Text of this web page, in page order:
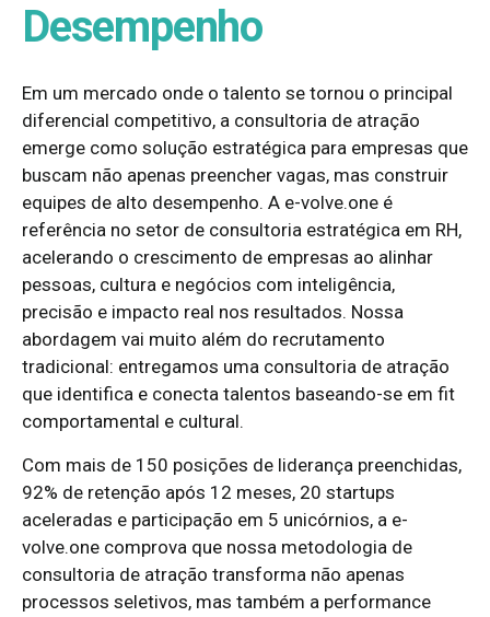
Desempenho
Em um mercado onde o talento se tornou o principal
diferencial competitivo, a consultoria de atração
emerge como solução estratégica para empresas que
buscam não apenas preencher vagas, mas construir
equipes de alto desempenho. A e-volve.one é
referência no setor de consultoria estratégica em RH,
acelerando o crescimento de empresas ao alinhar
pessoas, cultura e negócios com inteligência,
precisão e impacto real nos resultados. Nossa
abordagem vai muito além do recrutamento
tradicional: entregamos uma consultoria de atração
que identifica e conecta talentos baseando-se em fit
comportamental e cultural.
Com mais de 150 posições de liderança preenchidas,
92% de retenção após 12 meses, 20 startups
aceleradas e participação em 5 unicórnios, a e-
volve.one comprova que nossa metodologia de
consultoria de atração transforma não apenas
processos seletivos, mas também a performance